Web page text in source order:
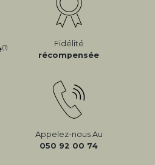
(1)
Fidélité
récompensée
Appelez-nous Au
050 92 00 74